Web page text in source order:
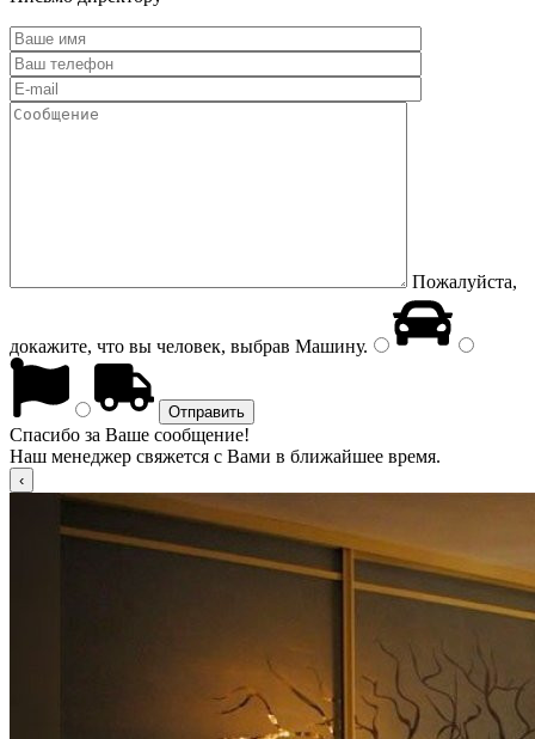
Пожалуйста,
докажите, что вы человек, выбрав Машину.
Спасибо за Ваше сообщение!
Наш менеджер свяжется с Вами в ближайшее время.